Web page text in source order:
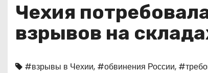
Чехия
взрывов на
#взрывы в Чехии, #обвинения России,